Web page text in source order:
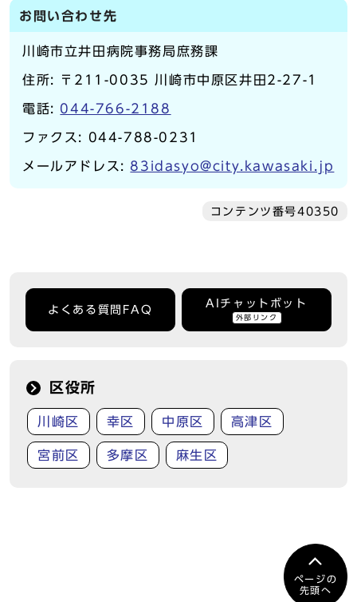
お問い合わせ先
川崎市立井田病院事務局庶務課
住所: 〒211-0035 川崎市中原区井田2-27-1
電話: 044-766-2188
ファクス: 044-788-0231
メールアドレス:83idasyo@city.kawasaki.jp
コンテンツ番号40350
よくある質問FAQ
AIチャットボット
外部リンク
区役所
川崎区 幸区 中原区 高津区
宮前区 多摩区 麻生区
ページの
先頭へ